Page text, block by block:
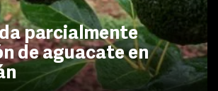
parcialmente
de aguacate en